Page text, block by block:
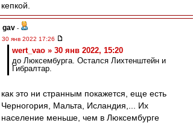
кепкой.
gav -
30 янв 2022 17:26
wert_vao » 30 янв 2022, 15:20
до Люксембурга. Остался Лихтенштейн и
Гибралтар.
как это ни странным покажется, еще есть
Черногория, Мальта, Исландия,... Их
население меньше, чем в Люксембурге